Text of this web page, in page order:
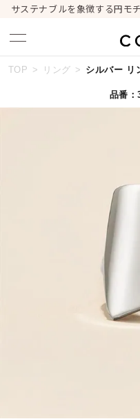
サステナブルを象徴する円モ
#くま
TOP リング シルバー リ
品番：